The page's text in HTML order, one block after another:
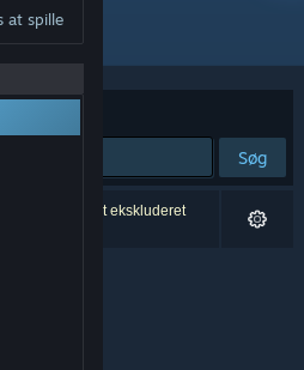
at spille
Søg
3 titler er blevet ekskluderet